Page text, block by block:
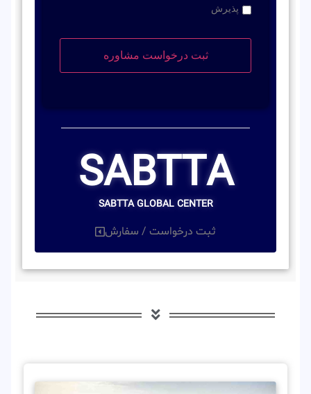
پذیرش
SABTTA
SABTTA GLOBAL CENTER
ثبت درخواست / سفارش